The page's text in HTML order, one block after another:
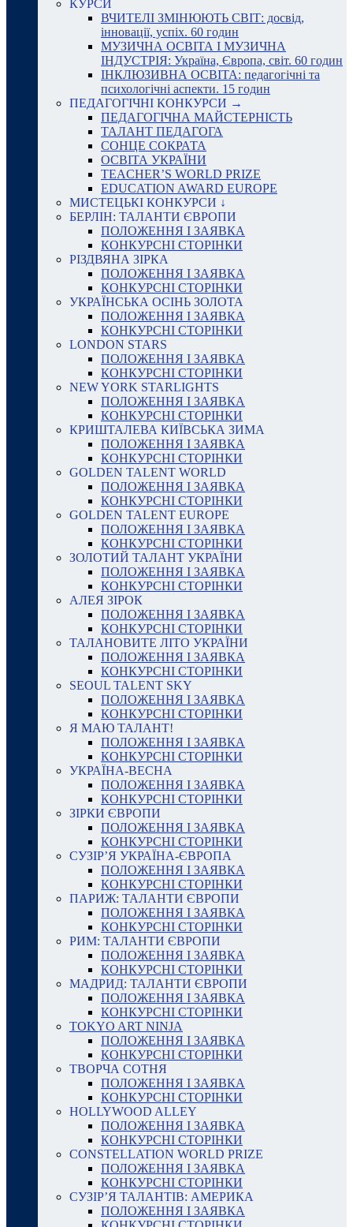
КУРСИ
ВЧИТЕЛІ ЗМІНЮЮТЬ СВІТ: досвід,
інновації, успіх. 60 годин
МУЗИЧНА ОСВІТА І МУЗИЧНА
ІНДУСТРІЯ: Україна, Європа, світ. 60 годин
ІНКЛЮЗИВНА ОСВІТА: педагогічні та
психологічні аспекти. 15 годин
ПЕДАГОГІЧНІ КОНКУРСИ →
ПЕДАГОГІЧНА МАЙСТЕРНІСТЬ
ТАЛАНТ ПЕДАГОГА
СОНЦЕ СОКРАТА
ОСВІТА УКРАЇНИ
TEACHER’S WORLD PRIZE
EDUCATION AWARD EUROPE
МИСТЕЦЬКІ КОНКУРСИ ↓
БЕРЛІН: ТАЛАНТИ ЄВРОПИ
ПОЛОЖЕННЯ І ЗАЯВКА
КОНКУРСНІ СТОРІНКИ
РІЗДВЯНА ЗІРКА
ПОЛОЖЕННЯ І ЗАЯВКА
КОНКУРСНІ СТОРІНКИ
УКРАЇНСЬКА ОСІНЬ ЗОЛОТА
ПОЛОЖЕННЯ І ЗАЯВКА
КОНКУРСНІ СТОРІНКИ
LONDON STARS
ПОЛОЖЕННЯ І ЗАЯВКА
КОНКУРСНІ СТОРІНКИ
NEW YORK STARLIGHTS
ПОЛОЖЕННЯ І ЗАЯВКА
КОНКУРСНІ СТОРІНКИ
КРИШТАЛЕВА КИЇВСЬКА ЗИМА
ПОЛОЖЕННЯ І ЗАЯВКА
КОНКУРСНІ СТОРІНКИ
GOLDEN TALENT WORLD
ПОЛОЖЕННЯ І ЗАЯВКА
КОНКУРСНІ СТОРІНКИ
GOLDEN TALENT EUROPE
ПОЛОЖЕННЯ І ЗАЯВКА
КОНКУРСНІ СТОРІНКИ
ЗОЛОТИЙ ТАЛАНТ УКРАЇНИ
ПОЛОЖЕННЯ І ЗАЯВКА
КОНКУРСНІ СТОРІНКИ
АЛЕЯ ЗІРОК
ПОЛОЖЕННЯ І ЗАЯВКА
КОНКУРСНІ СТОРІНКИ
ТАЛАНОВИТЕ ЛІТО УКРАЇНИ
ПОЛОЖЕННЯ І ЗАЯВКА
КОНКУРСНІ СТОРІНКИ
SEOUL TALENT SKY
ПОЛОЖЕННЯ І ЗАЯВКА
КОНКУРСНІ СТОРІНКИ
Я МАЮ ТАЛАНТ!
ПОЛОЖЕННЯ І ЗАЯВКА
КОНКУРСНІ СТОРІНКИ
УКРАЇНА-ВЕСНА
ПОЛОЖЕННЯ І ЗАЯВКА
КОНКУРСНІ СТОРІНКИ
ЗІРКИ ЄВРОПИ
ПОЛОЖЕННЯ І ЗАЯВКА
КОНКУРСНІ СТОРІНКИ
СУЗІР’Я УКРАЇНА-ЄВРОПА
ПОЛОЖЕННЯ І ЗАЯВКА
КОНКУРСНІ СТОРІНКИ
ПАРИЖ: ТАЛАНТИ ЄВРОПИ
ПОЛОЖЕННЯ І ЗАЯВКА
КОНКУРСНІ СТОРІНКИ
РИМ: ТАЛАНТИ ЄВРОПИ
ПОЛОЖЕННЯ І ЗАЯВКА
КОНКУРСНІ СТОРІНКИ
МАДРИД: ТАЛАНТИ ЄВРОПИ
ПОЛОЖЕННЯ І ЗАЯВКА
КОНКУРСНІ СТОРІНКИ
TOKYO ART NINJA
ПОЛОЖЕННЯ І ЗАЯВКА
КОНКУРСНІ СТОРІНКИ
ТВОРЧА СОТНЯ
ПОЛОЖЕННЯ І ЗАЯВКА
КОНКУРСНІ СТОРІНКИ
HOLLYWOOD ALLEY
ПОЛОЖЕННЯ І ЗАЯВКА
КОНКУРСНІ СТОРІНКИ
CONSTELLATION WORLD PRIZE
ПОЛОЖЕННЯ І ЗАЯВКА
КОНКУРСНІ СТОРІНКИ
СУЗІР’Я ТАЛАНТІВ: АМЕРИКА
ПОЛОЖЕННЯ І ЗАЯВКА